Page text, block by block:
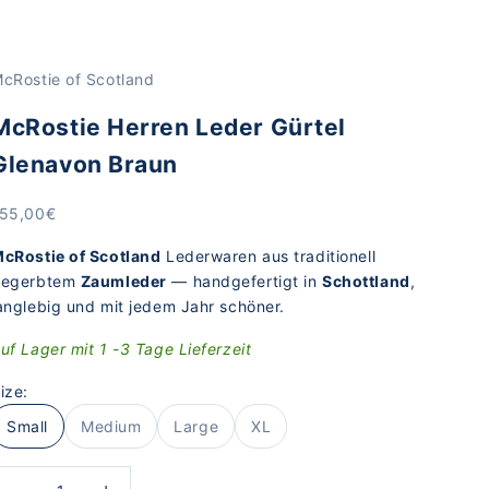
of Scotland
Herren Leder Gürtel
Braun
of Scotland Lederwaren aus traditionell
Zaumleder — handgefertigt inSchottland,
und mit jedem Jahr schöner.
Lager mit 1 -3 Tage Lieferzeit
Small
Medium Large XL